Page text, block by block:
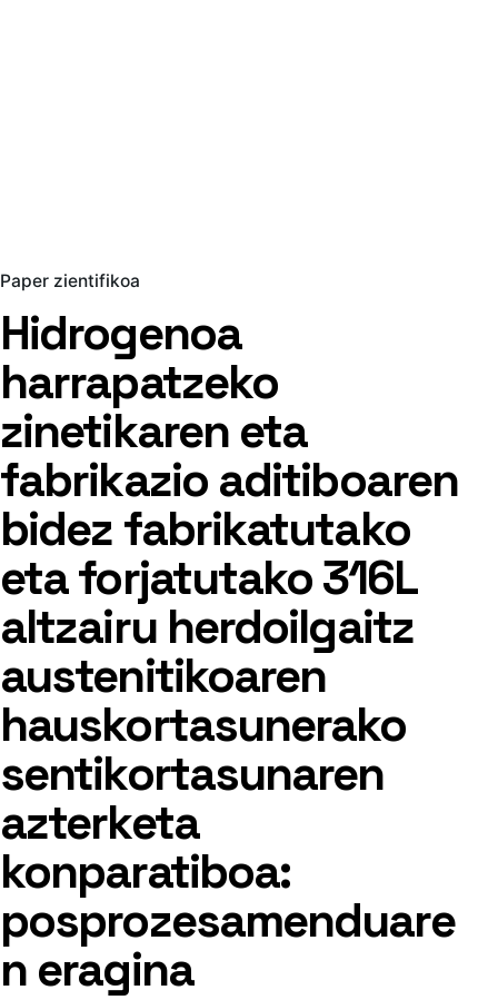
Paper zientifikoa
Hidrogenoa
harrapatzeko
zinetikaren eta
fabrikazio aditiboaren
bidez fabrikatutako
eta forjatutako 316L
altzairu herdoilgaitz
austenitikoaren
hauskortasunerako
sentikortasunaren
azterketa
konparatiboa:
posprozesamenduare
n eragina